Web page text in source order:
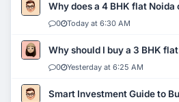
Why does a 4 BHK flat
0 Today at 6:30 AM
Why should I buy a 3 BHK
0 Yesterday at 6:25 AM
Smart Investment Guide to